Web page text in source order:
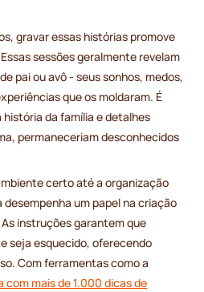
gravar essas histórias promove
sessões geralmente revelam
pai ou avô - seus sonhos, medos,
que os moldaram. É
da família e detalhes
permaneceriam desconhecidos
certo até a organização
um papel na criação
instruções garantem que
seja esquecido, oferecendo
Com ferramentas como a
com mais de 1.000 dicas de